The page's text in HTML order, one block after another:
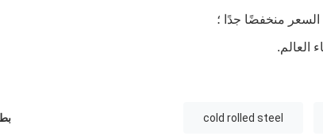
cold rolled steel